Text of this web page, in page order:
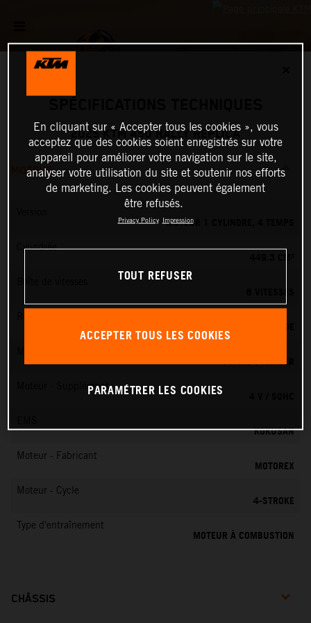
2025 KTM 450 RALLY REPLICA
MOTEUR
MOTEUR 1 CYLINDRE, 4 TEMPS
Cylindrée
REFROIDISSEMENT LIQUIDE
SINGLE CYLINDER
Moteur - Supplément
KOKUSAN
Moteur - Fabricant
MOTOREX
Moteur - Cycle
4-STROKE
Type d'entraînement
MOTEUR À COMBUSTION
CHÂSSIS
En cliquant sur « Accepter tous les cookies », vous
acceptez que des cookies soient enregistrés sur votre
appareil pour améliorer votre navigation sur le site,
analyser votre utilisation du site et soutenir nos efforts
de marketing. Les cookies peuvent également
être refusés.
Privacy Policy Impression
TOUT REFUSER
ACCEPTER TOUS LES COOKIES
PARAMÉTRER LES COOKIES